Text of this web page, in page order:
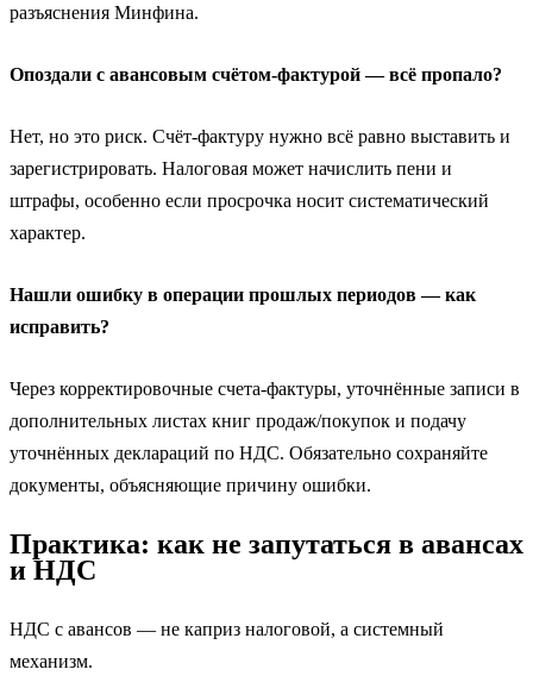
разъяснения Минфина.
Опоздали с авансовым счётом‑фактурой — всё пропало?
Нет, но это риск. Счёт‑фактуру нужно всё равно выставить и
зарегистрировать. Налоговая может начислить пени и
штрафы, особенно если просрочка носит систематический
характер.
Нашли ошибку в операции прошлых периодов — как
исправить?
Через корректировочные счета‑фактуры, уточнённые записи в
дополнительных листах книг продаж/покупок и подачу
уточнённых деклараций по НДС. Обязательно сохраняйте
документы, объясняющие причину ошибки.
Практика: как не запутаться в авансах
и НДС
НДС с авансов — не каприз налоговой, а системный
механизм.